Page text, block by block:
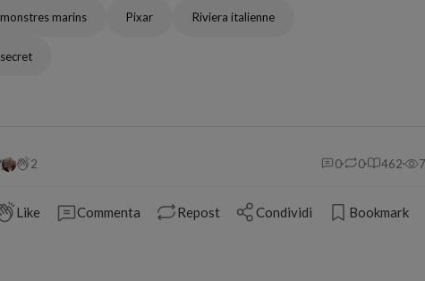
monstres marins Pixar Riviera italienne
secret
2 0 0 462
Like Commenta Repost Condividi Bookmark